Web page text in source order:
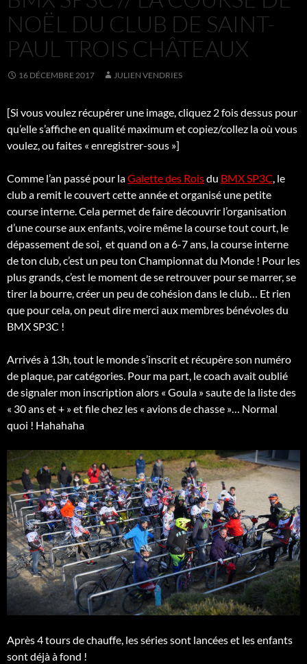
NOËL DU CLUB DE SAINT-
PAUL TROIS CHÂTEAUX
16 DÉCEMBRE 2017 JULIEN VENDRIES
[Si vous voulez récupérer une image, cliquez 2 fois dessus pour
qu’elle s’affiche en qualité maximum et copiez/collez la où vous
voulez, ou faites « enregistrer-sous »]
Comme l’an passé pour laGalette des Roisdu BMX SP3C, le
club a remit le couvert cette année et organisé une petite
course interne. Cela permet de faire découvrir l’organisation
d’une course aux enfants, voire même la course tout court, le
dépassement de soi, et quand on a 6-7 ans, la course interne
de ton club, c’est un peu ton Championnat du Monde ! Pour les
plus grands, c’est le moment de se retrouver pour se marrer, se
tirer la bourre, créer un peu de cohésion dans le club… Et rien
que pour cela, on peut dire merci aux membres bénévoles du
BMX SP3C !
Arrivés à 13h, tout le monde s’inscrit et récupère son numéro
de plaque, par catégories. Pour ma part, le coach avait oublié
de signaler mon inscription alors « Goula » saute de la liste des
« 30 ans et + » et file chez les « avions de chasse »… Normal
quoi ! Hahahaha
Après 4 tours de chauffe, les séries sont lancées et les enfants
sont déjà à fond !